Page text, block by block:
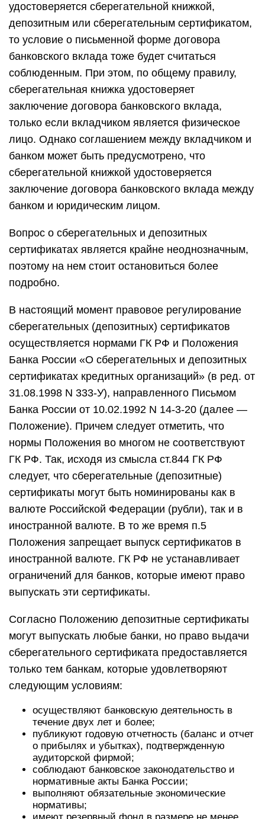
удостоверяется сберегательной книжкой,
депозитным или сберегательным сертификатом,
то условие о письменной форме договора
банковского вклада тоже будет считаться
соблюденным. При этом, по общему правилу,
сберегательная книжка удостоверяет
заключение договора банковского вклада,
только если вкладчиком является физическое
лицо. Однако соглашением между вкладчиком и
банком может быть предусмотрено, что
сберегательной книжкой удостоверяется
заключение договора банковского вклада между
банком и юридическим лицом.
Вопрос о сберегательных и депозитных
сертификатах является крайне неоднозначным,
поэтому на нем стоит остановиться более
подробно.
В настоящий момент правовое регулирование
сберегательных (депозитных) сертификатов
осуществляется нормами ГК РФ и Положения
Банка России «О сберегательных и депозитных
сертификатах кредитных организаций» (в ред. от
31.08.1998 N 333-У), направленного Письмом
Банка России от 10.02.1992 N 14-3-20 (далее —
Положение). Причем следует отметить, что
нормы Положения во многом не соответствуют
ГК РФ. Так, исходя из смысла ст.844 ГК РФ
следует, что сберегательные (депозитные)
сертификаты могут быть номинированы как в
валюте Российской Федерации (рубли), так и в
иностранной валюте. В то же время п.5
Положения запрещает выпуск сертификатов в
иностранной валюте. ГК РФ не устанавливает
ограничений для банков, которые имеют право
выпускать эти сертификаты.
Согласно Положению депозитные сертификаты
могут выпускать любые банки, но право выдачи
сберегательного сертификата предоставляется
только тем банкам, которые удовлетворяют
следующим условиям:
осуществляют банковскую деятельность в
течение двух лет и более;
публикуют годовую отчетность (баланс и отчет
о прибылях и убытках), подтвержденную
аудиторской фирмой;
соблюдают банковское законодательство и
нормативные акты Банка России;
выполняют обязательные экономические
нормативы;